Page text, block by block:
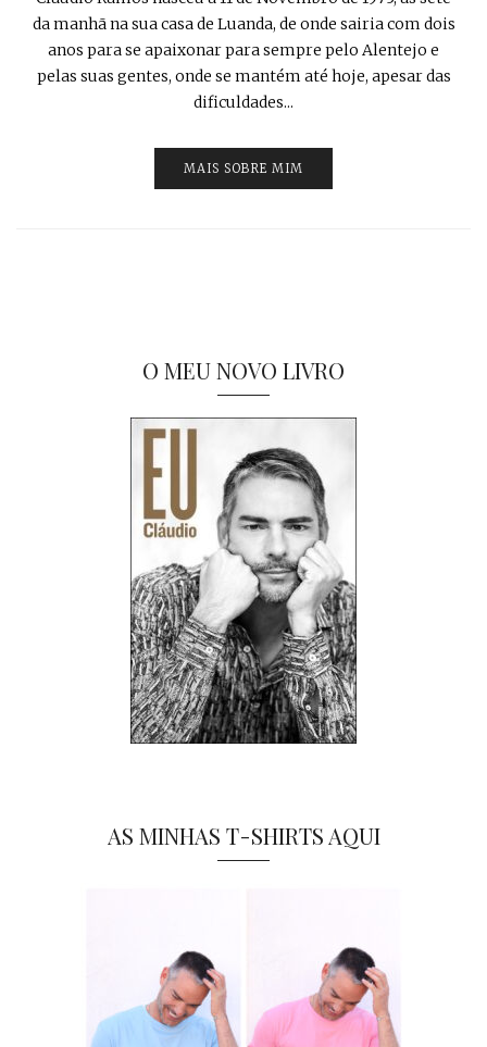
da manhã na sua casa de Luanda, de onde sairia com dois
anos para se apaixonar para sempre pelo Alentejo e
pelas suas gentes, onde se mantém até hoje, apesar das
dificuldades...
MAIS SOBRE MIM
O MEU NOVO LIVRO
AS MINHAS T-SHIRTS AQUI